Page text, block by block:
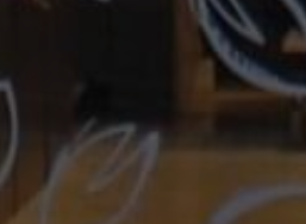
Marketing
Marketing Cookies werden von
um personalisierte Werbung
dies, indem sie Besucher über
Google Tag Manager
Externe Medien